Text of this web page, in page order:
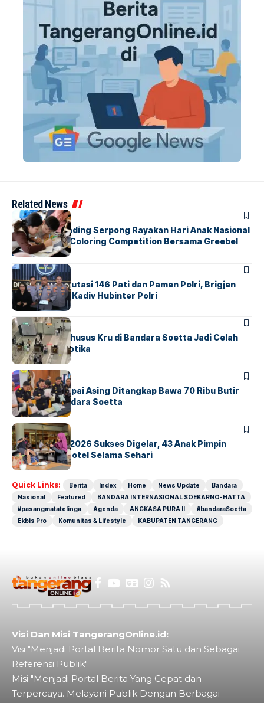
Related News
BERITAINDEX
Atria Hotel Gading Serpong Rayakan Hari Anak Nasional
Lewat Family Coloring Competition Bersama Greebel
Indonesia
BERITA
Mabes Polri Mutasi 146 Pati dan Pamen Polri, Brigjen
Untung Jabat Kadiv Hubinter Polri
BANDARABERITA
Ketika Jalur Khusus Kru di Bandara Soetta Jadi Celah
Sindikat Narkotika
BANDARA BERITA
Kopilot Maskapai Asing Ditangkap Bawa 70 Ribu Butir
Ekstasi di Bandara Soetta
BERITAINDEX
GM For A Day 2026 Sukses Digelar, 43 Anak Pimpin
Operasional Hotel Selama Sehari
Quick Links: Berita Index Home News Update
Bandara
Nasional
Featured
BANDARA INTERNASIONAL SOEKARNO-HATTA
#pasangmatatelinga
Agenda ANGKASA PURA II
#bandaraSoetta
Ekbis Pro
Komunitas & Lifestyle KABUPATEN TANGERANG
Visi Dan Misi TangerangOnline.id:
Visi "Menjadi Portal Berita Nomor Satu dan Sebagai
Referensi Publik"
Misi "Menjadi Portal Berita Yang Cepat dan
Terpercaya. Melayani Publik Dengan Berbagai